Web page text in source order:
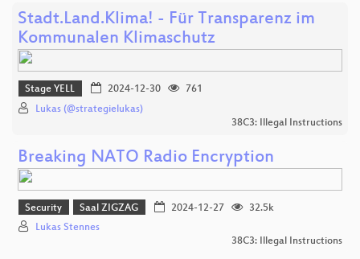
Stadt.Land.Klima! - Für Transparenz im
Kommunalen Klimaschutz
Stage YELL 2024-12-30
761
Lukas (@strategielukas)
38C3: Illegal Instructions
Breaking NATO Radio Encryption
Security Saal ZIGZAG 2024-12-27
32.5k
Lukas Stennes
38C3: Illegal Instructions